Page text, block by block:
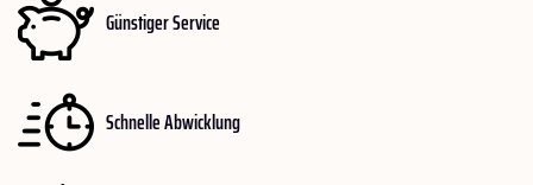
Günstiger Service
Schnelle Abwicklung